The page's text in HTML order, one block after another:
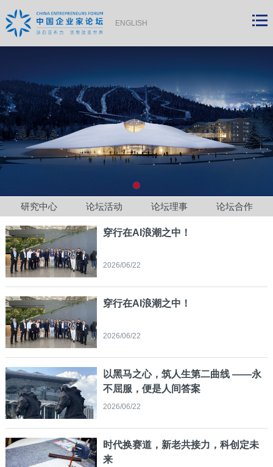
ENGLISH
研究中心 论坛活动 论坛理事 论坛合作
穿行在AI浪潮之中！
2026/06/22
穿行在AI浪潮之中！
2026/06/22
以黑马之心，筑人生第二曲线 ——永
不屈服，便是人间答案
2026/06/22
时代换赛道，新老共接力，科创定未
来